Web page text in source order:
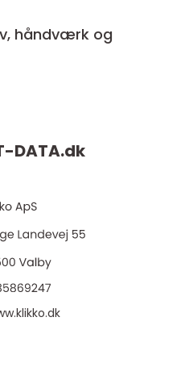
håndværk og
DATA.dk